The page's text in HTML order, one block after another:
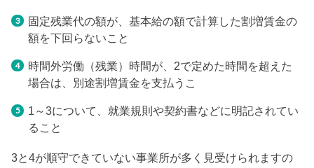
固定残業代の額が、基本給の額で計算した割増賃金の
額を下回らないこと
時間外労働（残業）時間が、2で定めた時間を超えた
場合は、別途割増賃金を支払うこ
1～3について、就業規則や契約書などに明記されてい
ること
3と4が順守できていない事業所が多く見受けられますの